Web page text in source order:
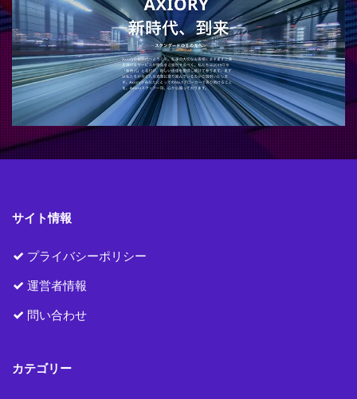
サイト情報
プライバシーポリシー
運営者情報
問い合わせ
カテゴリー